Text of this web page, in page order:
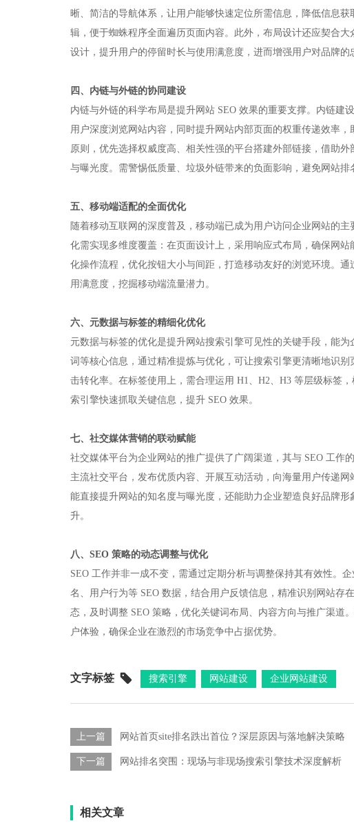
晰、简洁的导航体系，让用户能够快速定位所需信息，降低信息
辑，便于蜘蛛程序全面遍历页面内容。此外，布局设计还应契合
设计，提升用户的停留时长与使用满意度，进而增强用户对品牌的
四、内链与外链的协同建设​
内链与外链的科学布局是提升网站 SEO 效果的重要支撑。内链建
用户深度浏览网站内容，同时提升网站内部页面的权重传递效率
原则，优先选择权威度高、相关性强的平台搭建外部链接，借助
与曝光度。需警惕低质量、垃圾外链带来的负面影响，避免网站排
五、移动端适配的全面优化​
随着移动互联网的深度普及，移动端已成为用户访问企业网站的
化需实现多维度覆盖：在页面设计上，采用响应式布局，确保网
化操作流程，优化按钮大小与间距，打造移动友好的浏览环境。
用满意度，挖掘移动端流量潜力。​
六、元数据与标签的精细化优化​
元数据与标签的优化是提升网站搜索引擎可见性的关键手段，能
词等核心信息，通过精准提炼与优化，可让搜索引擎更清晰地识
击转化率。在标签使用上，需合理运用 H1、H2、H3 等层级标签
索引擎快速抓取关键信息，提升 SEO 效果。​
七、社交媒体营销的联动赋能​
社交媒体平台为企业网站的推广提供了广阔渠道，其与 SEO 工作
主流社交平台，发布优质内容、开展互动活动，向海量用户传递
能直接提升网站的知名度与曝光度，还能助力企业塑造良好品牌
升。​
八、SEO 策略的动态调整与优化​
SEO 工作并非一成不变，需通过定期分析与调整保持其有效性。
名、用户行为等 SEO 数据，结合用户反馈信息，精准识别网站存
态，及时调整 SEO 策略，优化关键词布局、内容方向与推广渠道
户体验，确保企业在激烈的市场竞争中占据优势。
文字标签 搜索引擎 网站建设 企业网站建设
上一篇 网站首页site排名跌出首位？深层原因与落地解决策略
下一篇 网站排名突围：现场与非现场搜索引擎技术深度解析
相关文章